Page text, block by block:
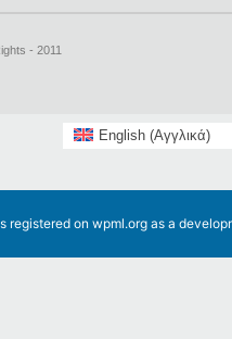
- 2011
English(Αγγλικά)
registered on wpml.orgas a